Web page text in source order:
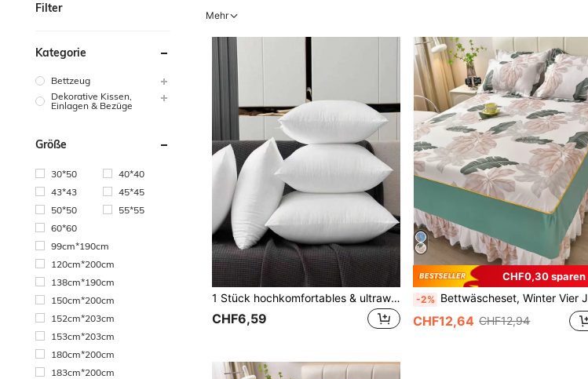
Filter
Kategorie
Bettzeug
Dekorative Kissen,
Einlagen & Bezüge
Größe
30*50
40*40
43*43
45*45
50*50
55*55
60*60
99cm*190cm
120cm*200cm
138cm*190cm
150cm*200cm
152cm*203cm
153cm*203cm
180cm*200cm
183cm*200cm
Mehr
1 Stück hochkomfortables & ultraweiches quadratisches Dekokissen - ergonomische Nacken- & Rückenstütze, plüschig & luxuriöse Federfüllung, ideal für Schlafzimmer, Wohnzimmer, Hotels - Einzelstück, hohe Elastizität, luxuriös, ästhetisches Zuhause
CHF6,59
CHF0,30 sparen
-2% Bettwäscheset, Winter Vier Jahreszeiten Warme Koreanische Bettrock Mit Reaktiver Druck Auf Mehrere Größen- Und Dickenoptionen
CHF12,64 CHF12,94